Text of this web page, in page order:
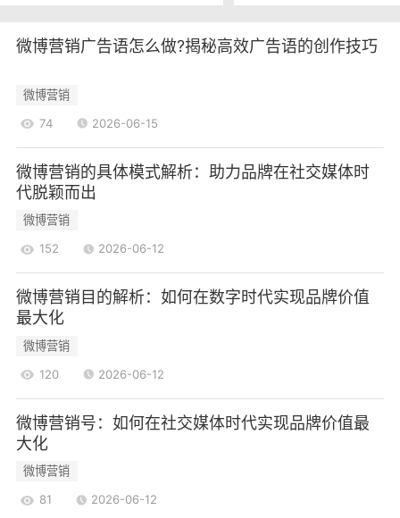
2.2.1 活动策略
优惠产品，吸引用户购买。
- 明星代言：邀请知名明星参与宣传，提升活动
- 互动游戏：通过微博平台推出互动游戏，增加
用户的参与感和趣味性。
2.2.2 成效分析
“米粉节”不仅提升了小米的销售额，还增强了品
牌的用户粘性。活动期间，小米的微博互动量大幅
提升，用户对品牌的认同感和忠诚度也随之增强。
2.3 奔驰的“奔驰车主日”活动
奔驰在微博上推出的“奔驰车主日”活动，旨在增
强品牌与车主之间的互动，提升品牌形象。
2.3.1 活动策略
- 车主分享：鼓励奔驰车主在微博上分享他们的
用车体验，并使用活动话题标签。
- 线下活动：结合线上活动，奔驰在全国范围内
举办线下车主聚会，增强用户的归属感。
微博营销广告语怎么做?揭秘高效广告语的创作技巧
微博营销
74 2026-06-15
微博营销的具体模式解析：助力品牌在社交媒体时
代脱颖而出
微博营销
152 2026-06-12
微博营销目的解析：如何在数字时代实现品牌价值
最大化
微博营销
120 2026-06-12
微博营销号：如何在社交媒体时代实现品牌价值最
大化
微博营销
81 2026-06-12